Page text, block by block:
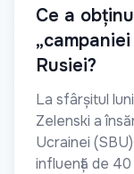
Ce a
Rusiei?
La sfârșitul
Zelenski a
Ucrainei
influență de